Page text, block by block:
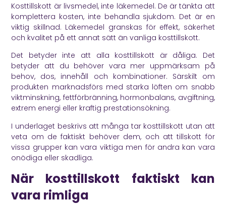
Kosttillskott är livsmedel, inte läkemedel. De är tänkta att
komplettera kosten, inte behandla sjukdom. Det är en
viktig skillnad. Läkemedel granskas för effekt, säkerhet
och kvalitet på ett annat sätt än vanliga kosttillskott.
Det betyder inte att alla kosttillskott är dåliga. Det
betyder att du behöver vara mer uppmärksam på
behov, dos, innehåll och kombinationer. Särskilt om
produkten marknadsförs med starka löften om snabb
viktminskning, fettförbränning, hormonbalans, avgiftning,
extrem energi eller kraftig prestationsökning.
I underlaget beskrivs att många tar kosttillskott utan att
veta om de faktiskt behöver dem, och att tillskott för
vissa grupper kan vara viktiga men för andra kan vara
onödiga eller skadliga.
När kosttillskott faktiskt kan
vara rimliga